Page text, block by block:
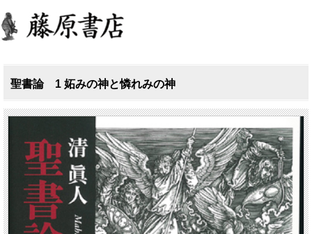
聖書論 1 妬みの神と憐れみの神